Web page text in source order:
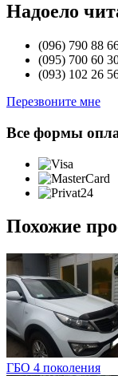
Надоело
(096) 790 88
(095) 700 60
(093) 102 26
Перезвоните мне
Все формы
Похожие
ГБО 4 поколения